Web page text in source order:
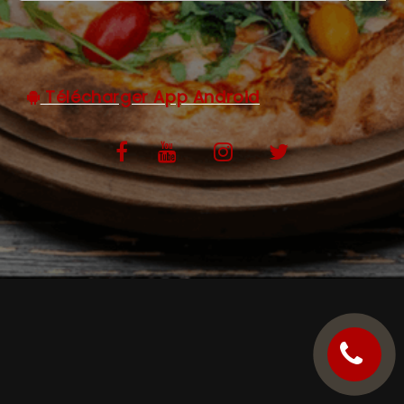
C.G.V
Télécharger App Android